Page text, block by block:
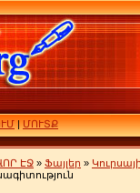
|ՄՈՒՏՔ
ԷՋ » Ֆայլեր »